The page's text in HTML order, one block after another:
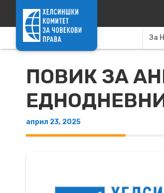
За
ПОВИК ЗА
април 23, 2025